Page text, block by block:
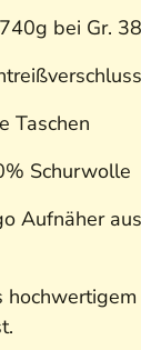
bei Gr. 38
Taschen
Schurwolle
Aufnäher